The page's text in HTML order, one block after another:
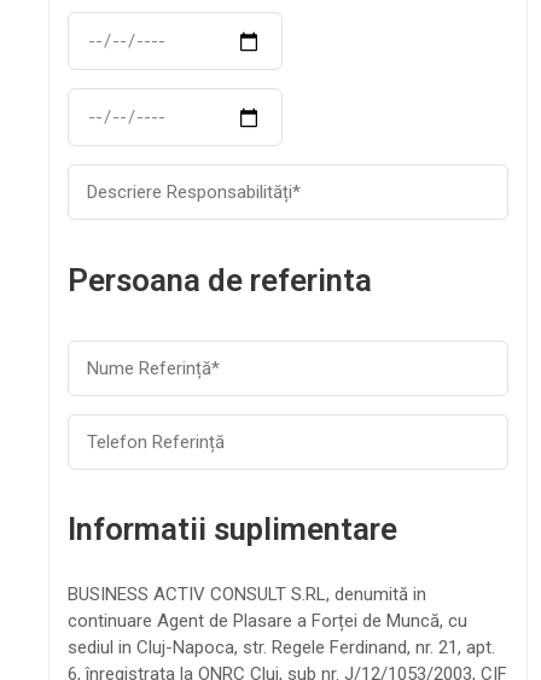
Persoana de referinta
Informatii suplimentare
BUSINESS ACTIV CONSULT S.RL, denumită in
continuare Agent de Plasare a Forței de Muncă, cu
sediul in Cluj-Napoca, str. Regele Ferdinand, nr. 21, apt.
6, înregistrata la ONRC Cluj, sub nr. J/12/1053/2003, CIF